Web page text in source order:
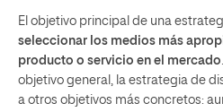
El objetivo principal de una
seleccionar los medios más
producto o servicio en el mercado
objetivo general, la estrategia de
a otros objetivos más concretos: